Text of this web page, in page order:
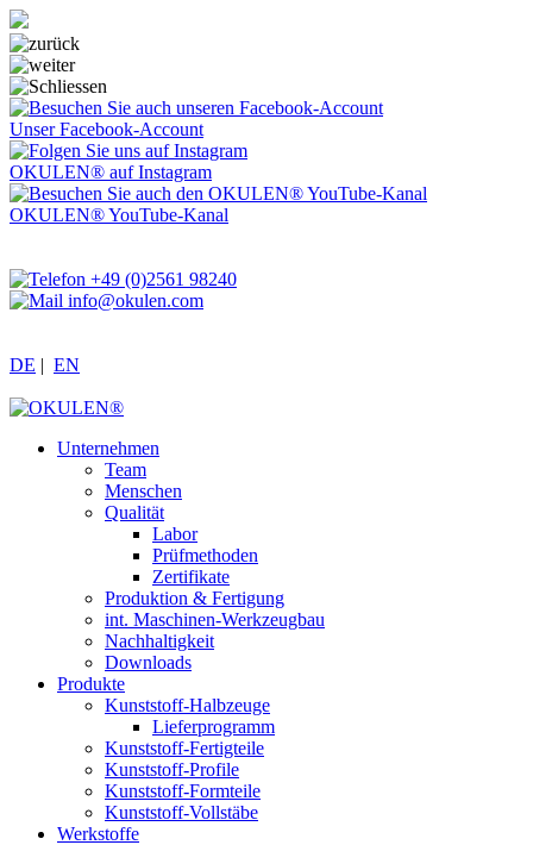
Unser Facebook-Account
OKULEN® auf Instagram
OKULEN® YouTube-Kanal
+49 (0)2561 98240
info@okulen.com
DE | EN
Unternehmen
Team
Menschen
Qualität
Labor
Prüfmethoden
Zertifikate
Produktion & Fertigung
int. Maschinen-Werkzeugbau
Nachhaltigkeit
Downloads
Produkte
Kunststoff-Halbzeuge
Lieferprogramm
Kunststoff-Fertigteile
Kunststoff-Profile
Kunststoff-Formteile
Kunststoff-Vollstäbe
Werkstoffe